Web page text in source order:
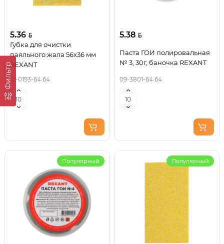
Фильтр
5.36
Губка для очистки
паяльного жала 56x36 мм
REXANT
12-0193-64 64
5.38
Паста ГОИ полировальная
№ 3, 30г, баночка REXANT
09-3801-64 64
Популярный Популярный